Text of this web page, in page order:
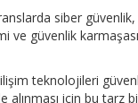
siber
ve güvenlik
teknolojileri
alınması için bu tarz